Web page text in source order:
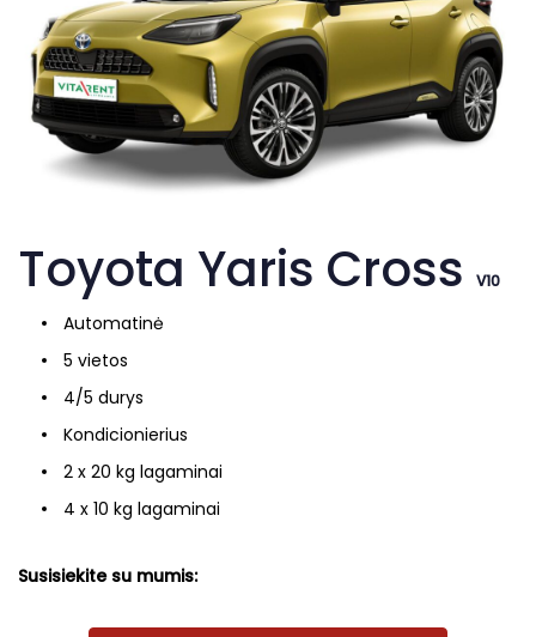
Toyota Yaris Cross V10
Automatinė
5 vietos
4/5 durys
Kondicionierius
2 x 20 kg lagaminai
4 x 10 kg lagaminai
Susisiekite su mumis: